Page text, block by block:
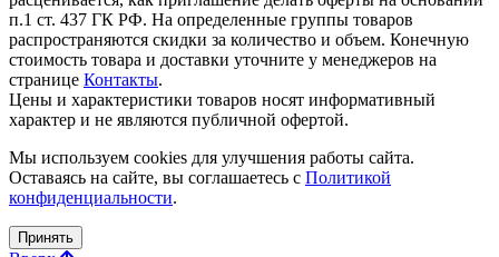
п.1 ст. 437 ГК РФ. На определенные группы товаров
распространяются скидки за количество и объем. Конечную
стоимость товара и доставки уточните у менеджеров на
странице Контакты.
Цены и характеристики товаров носят информативный
характер и не являются публичной офертой.
Мы используем cookies для улучшения работы сайта.
Оставаясь на сайте, вы соглашаетесь с Политикой
конфиденциальности.
Принять